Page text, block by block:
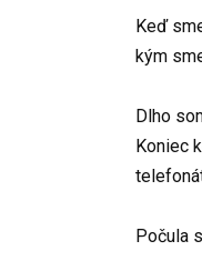
Keď
kým
Dlho
Koniec
Počula